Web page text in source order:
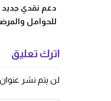
دعم نقدي جديد
للحوامل
اترك تعليق
لن يتم نشر عنوان